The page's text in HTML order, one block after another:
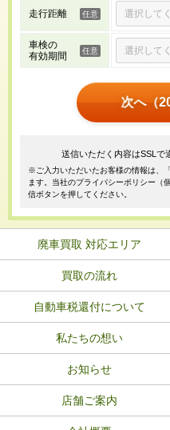
走行距離
車検の
有効期間
次へ（
送信いただく内容はSSLで
※ご入力いただいたお客様の情報は、「
ます。当社のプライバシーポリシー（
信ボタンを押してください。
廃車買取 対応エリア
買取の流れ
自動車税還付について
私たちの想い
お知らせ
店舗ご案内